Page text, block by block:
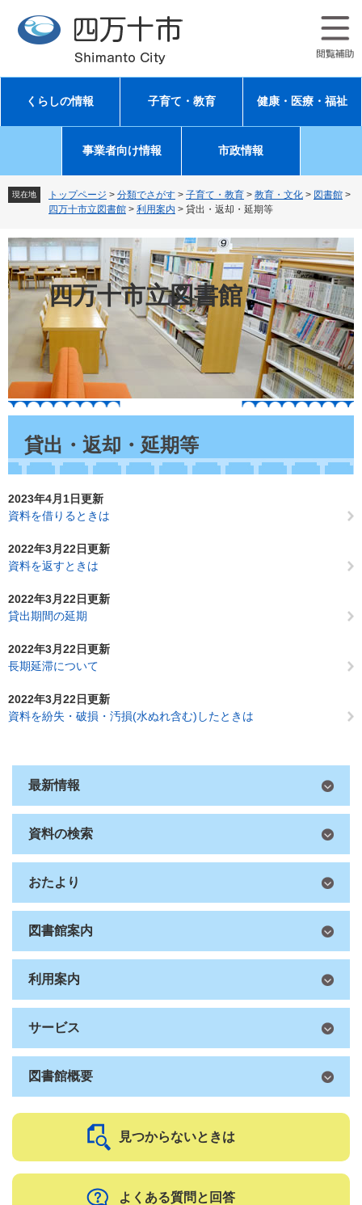
先
す
を
し
文
くらしの情報 子育て・教育 健康・医療・福祉
事業者向け情報 市政情報
現在地 トップページ > 分類でさがす > 子育て・教育 > 教育・文化 > 図書館 >
四万十市立図書館 > 利用案内 > 貸出・返却・延期等
四万十市立図書館
貸出・返却・延期等
2023年4月1日更新
資料を借りるときは
2022年3月22日更新
資料を返すときは
2022年3月22日更新
貸出期間の延期
2022年3月22日更新
長期延滞について
2022年3月22日更新
資料を紛失・破損・汚損(水ぬれ含む)したときは
最新情報
資料の検索
おたより
図書館案内
利用案内
サービス
図書館概要
見つからないときは
よくある質問と回答